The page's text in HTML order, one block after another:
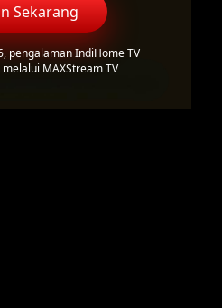
Sekarang
pengalaman IndiHome TV
MAXStream TV